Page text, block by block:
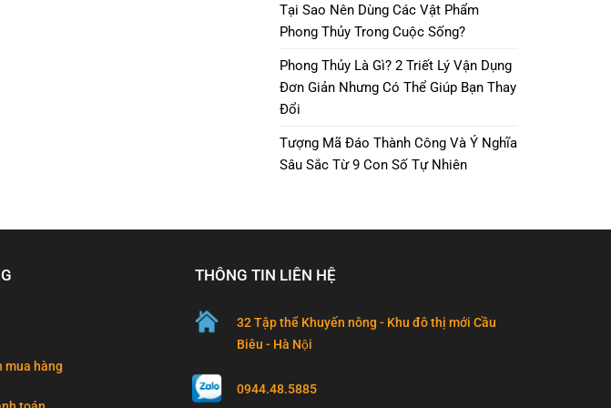
Tại Sao Nên Dùng Các Vật Phẩm
Phong Thủy Trong Cuộc Sống?
Phong Thủy Là Gì? 2 Triết Lý Vận Dụng
Đơn Giản Nhưng Có Thể Giúp Bạn Thay
Đổi
Tượng Mã Đáo Thành Công Và Ý Nghĩa
Sâu Sắc Từ 9 Con Số Tự Nhiên
mua hàng
THÔNG TIN LIÊN HỆ
32 Tập thể Khuyến nông - Khu đô thị mới Cầu
Biêu - Hà Nội
0944.48.5885